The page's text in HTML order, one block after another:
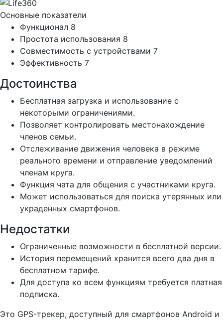
Основные показатели
Функционал 8
Простота использования 8
Совместимость с устройствами 7
Эффективность 7
Достоинства
Бесплатная загрузка и использование с
некоторыми ограничениями.
Позволяет контролировать местонахождение
членов семьи.
Отслеживание движения человека в режиме
реального времени и отправление уведомлений
членам круга.
Функция чата для общения с участниками круга.
Может использоваться для поиска утерянных или
украденных смартфонов.
Недостатки
Ограниченные возможности в бесплатной версии.
История перемещений хранится всего два дня в
бесплатном тарифе.
Для доступа ко всем функциям требуется платная
подписка.
Это GPS-трекер, доступный для смартфонов Android и